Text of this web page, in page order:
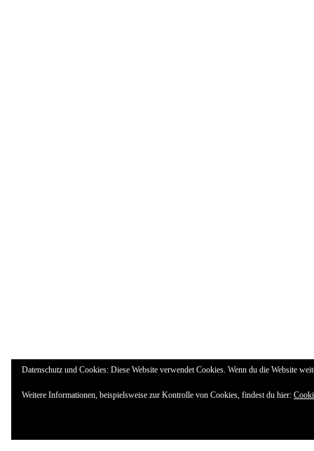
Datenschutz und Cookies: Diese Website verwendet Cookies. Wenn du die Website
Weitere Informationen, beispielsweise zur Kontrolle von Cookies, findest du hier: